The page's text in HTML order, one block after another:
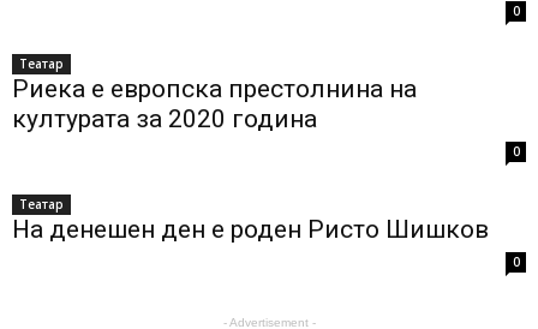
0
Театар
Риека е европска престолнина на
културата за 2020 година
0
Театар
На денешен ден е роден Ристо Шишков
0
- Advertisement -